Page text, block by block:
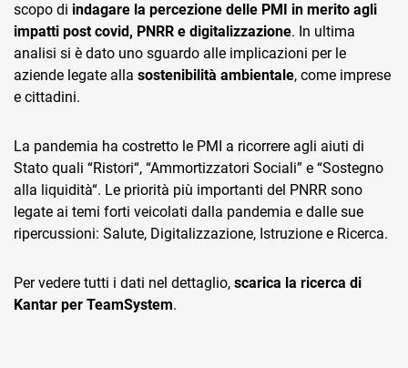
Financial Solutions
HR
Trust Services
TeamSystem Corporate
TeamSystem Store
scopo di indagare la percezione delle PMI in merito agli
impatti post covid, PNRR e digitalizzazione. In ultima
analisi si è dato uno sguardo alle implicazioni per le
aziende legate alla sostenibilità ambientale, come imprese
e cittadini.
La pandemia ha costre­tto le PMI a ricorrere agli aiuti di
Stato quali “Ristori“, “Ammortizzatori Sociali” e “Sostegno
alla liquidità“. Le priorità più importanti del PNRR sono
legate ai temi forti veicolati dalla pandemia e dalle sue
ripercussioni: Salute, Digitalizzazione, Istruzione e Ricerca.
Per vedere tutti i dati nel dettaglio, scarica la ricerca di
Kantar per TeamSystem.